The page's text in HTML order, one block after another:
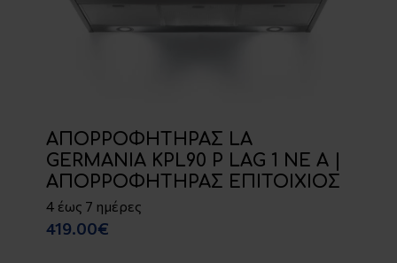
ΑΠΟΡΡΟΦΗΤΗΡΑΣ LA
GERMANIA KPL90 P LAG 1 NE A |
ΑΠΟΡΡΟΦΗΤΗΡΑΣ ΕΠΙΤΟΙΧΙΟΣ
4 έως 7 ημέρες
419.00€